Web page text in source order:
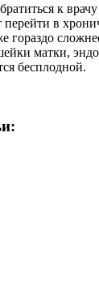
к
перейти в
гораздо
матки,
бесплодной.